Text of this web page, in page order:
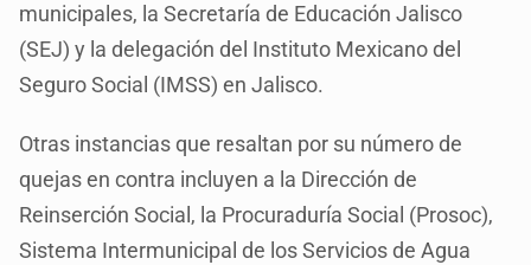
municipales, la Secretaría de Educación Jalisco
(SEJ) y la delegación del Instituto Mexicano del
Seguro Social (IMSS) en Jalisco.
Otras instancias que resaltan por su número de
quejas en contra incluyen a la Dirección de
Reinserción Social, la Procuraduría Social (Prosoc),
Sistema Intermunicipal de los Servicios de Agua